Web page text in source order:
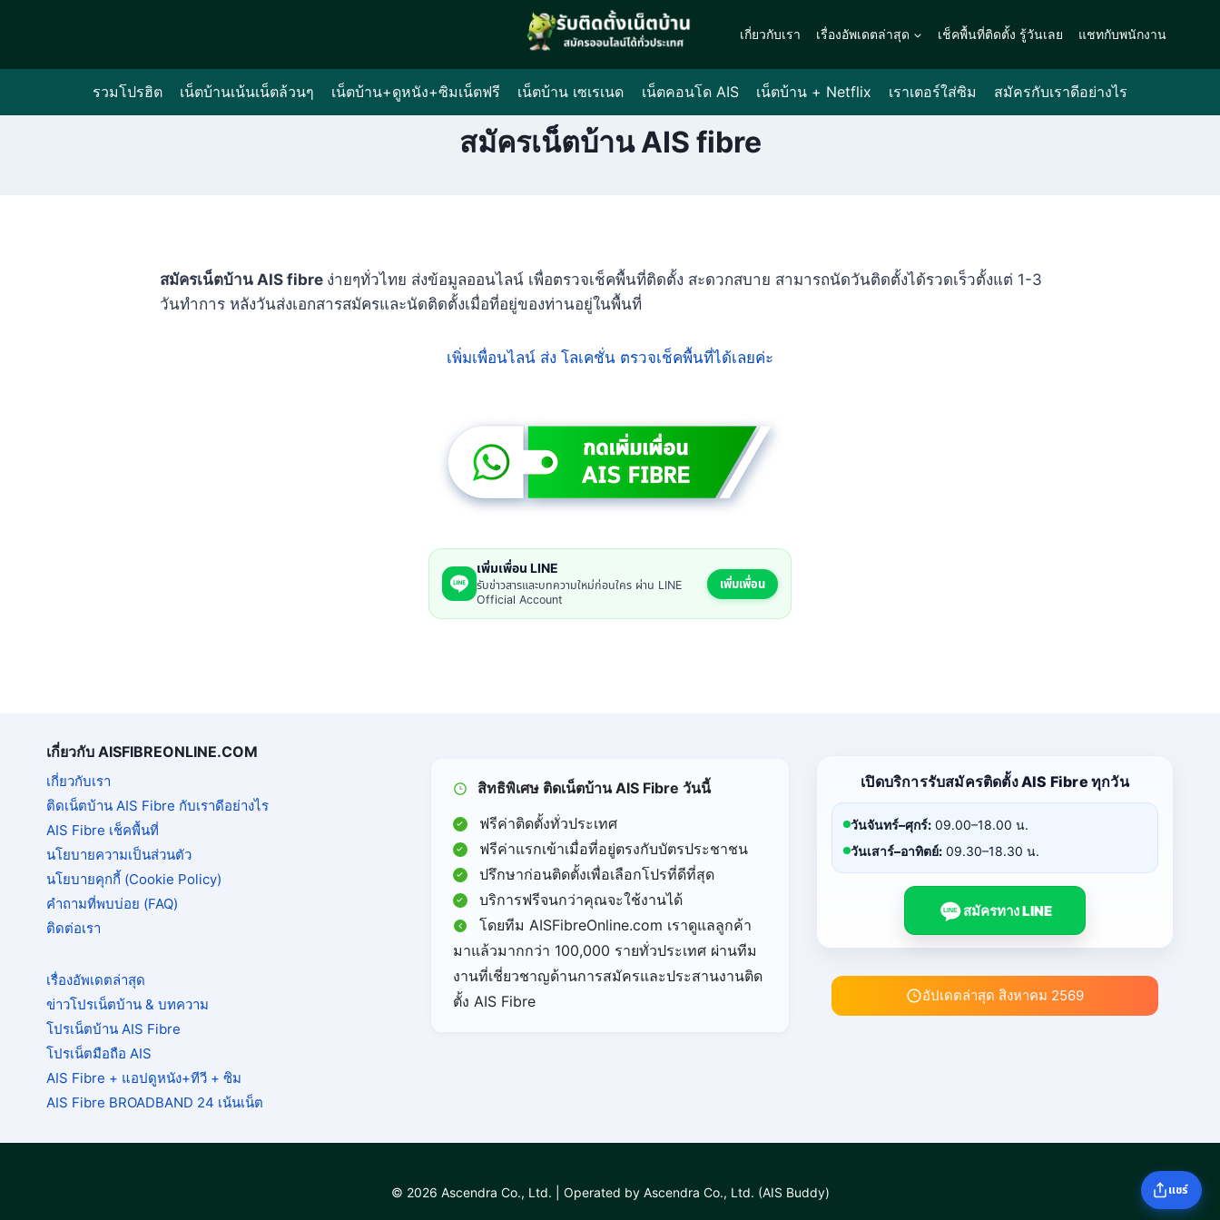
เกี่ยวกับเรา เรื่องอัพเดตล่าสุด เช็คพื้นที่ติดตั้ง รู้วันเลย แชทกับพนักงาน
รวมโปรฮิต เน็ตบ้านเน้นเน็ตล้วนๆ เน็ตบ้าน+ดูหนัง+ซิมเน็ตฟรี เน็ตบ้าน เซเรเนด เน็ตคอนโด AIS เน็ตบ้าน + Netflix เราเตอร์ใส่ซิม สมัครกับเราดีอย่างไร
สมัครเน็ตบ้าน AIS fibre
สมัครเน็ตบ้าน AIS fibre ง่ายๆทั่วไทย ส่งข้อมูลออนไลน์ เพื่อตรวจเช็คพื้นที่ติดตั้ง สะดวกสบาย สามารถนัดวันติดตั้งได้รวดเร็วตั้งแต่ 1-3
วันทำการ หลังวันส่งเอกสารสมัครและนัดติดตั้งเมื่อที่อยู่ของท่านอยู่ในพื้นที่
เพิ่มเพื่อนไลน์ ส่ง โลเคชั่น ตรวจเช็คพื้นที่ได้เลยค่ะ
เพิ่มเพื่อน LINE
รับข่าวสารและบทความใหม่ก่อนใคร ผ่าน LINE
Official Account
เพิ่มเพื่อน
เกี่ยวกับ AISFIBREONLINE.COM
เกี่ยวกับเรา
ติดเน็ตบ้าน AIS Fibre กับเราดีอย่างไร
AIS Fibre เช็คพื้นที่
นโยบายความเป็นส่วนตัว
นโยบายคุกกี้ (Cookie Policy)
คำถามที่พบบ่อย (FAQ)
ติดต่อเรา
เรื่องอัพเดตล่าสุด
ข่าวโปรเน็ตบ้าน & บทความ
โปรเน็ตบ้าน AIS Fibre
โปรเน็ตมือถือ AIS
AIS Fibre + แอปดูหนัง+ทีวี + ซิม
AIS Fibre BROADBAND 24 เน้นเน็ต
สิทธิพิเศษ ติดเน็ตบ้าน AIS Fibre วันนี้
ฟรีค่าติดตั้งทั่วประเทศ
ฟรีค่าแรกเข้าเมื่อที่อยู่ตรงกับบัตรประชาชน
ปรึกษาก่อนติดตั้งเพื่อเลือกโปรที่ดีที่สุด
บริการฟรีจนกว่าคุณจะใช้งานได้
โดยทีม AISFibreOnline.com เราดูแลลูกค้า
มาแล้วมากกว่า 100,000 รายทั่วประเทศ ผ่านทีม
งานที่เชี่ยวชาญด้านการสมัครและประสานงานติด
ตั้ง AIS Fibre
เปิดบริการรับสมัครติดตั้ง AIS Fibre ทุกวัน
วันจันทร์–ศุกร์: 09.00–18.00 น.
วันเสาร์–อาทิตย์: 09.30–18.30 น.
LINE สมัครทาง LINE
อัปเดตล่าสุด สิงหาคม 2569
© 2026 Ascendra Co., Ltd. | Operated by Ascendra Co., Ltd. (AIS Buddy) แชร์